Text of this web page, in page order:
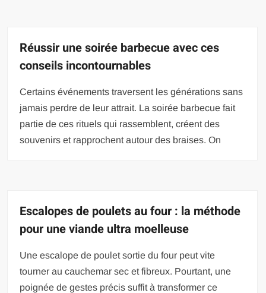
Réussir une soirée barbecue avec ces
conseils incontournables
Certains événements traversent les générations sans
jamais perdre de leur attrait. La soirée barbecue fait
partie de ces rituels qui rassemblent, créent des
souvenirs et rapprochent autour des braises. On
Escalopes de poulets au four : la méthode
pour une viande ultra moelleuse
Une escalope de poulet sortie du four peut vite
tourner au cauchemar sec et fibreux. Pourtant, une
poignée de gestes précis suffit à transformer ce